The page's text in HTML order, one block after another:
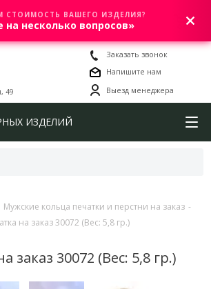
0
49
Заказать звонок
Напишите нам
Выезд менеджера
ИЗДЕЛИЙ
Мужские кольца печатки и перстни на заказ -
на заказ 30072 (Вес: 5,8 гр.)
заказ 30072 (Вес: 5,8 гр.)
СТОИМОСТЬ ВАШЕГО ИЗДЕЛИЯ?
на несколько вопросов»